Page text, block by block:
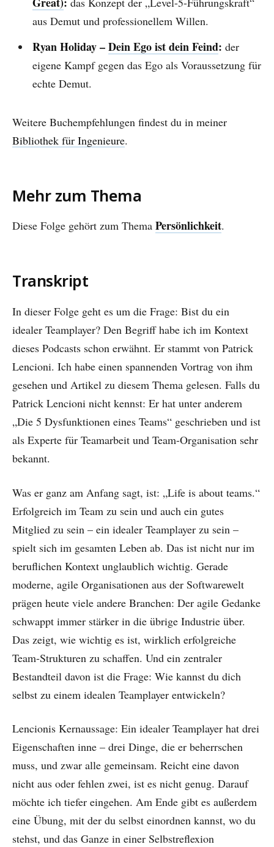
aus Demut und professionellem Willen.
Ryan Holiday –Dein Ego ist dein Feind: der
eigene Kampf gegen das Ego als Voraussetzung für
echte Demut.
Weitere Buchempfehlungen findest du in meiner
Bibliothek für Ingenieure.
Mehr zum Thema
Diese Folge gehört zum Thema Persönlichkeit.
Transkript
In dieser Folge geht es um die Frage: Bist du ein
idealer Teamplayer? Den Begriff habe ich im Kontext
dieses Podcasts schon erwähnt. Er stammt von Patrick
Lencioni. Ich habe einen spannenden Vortrag von ihm
gesehen und Artikel zu diesem Thema gelesen. Falls du
Patrick Lencioni nicht kennst: Er hat unter anderem
„Die 5 Dysfunktionen eines Teams“ geschrieben und ist
als Experte für Teamarbeit und Team-Organisation sehr
bekannt.
Was er ganz am Anfang sagt, ist: „Life is about teams.“
Erfolgreich im Team zu sein und auch ein gutes
Mitglied zu sein – ein idealer Teamplayer zu sein –
spielt sich im gesamten Leben ab. Das ist nicht nur im
beruflichen Kontext unglaublich wichtig. Gerade
moderne, agile Organisationen aus der Softwarewelt
prägen heute viele andere Branchen: Der agile Gedanke
schwappt immer stärker in die übrige Industrie über.
Das zeigt, wie wichtig es ist, wirklich erfolgreiche
Team-Strukturen zu schaffen. Und ein zentraler
Bestandteil davon ist die Frage: Wie kannst du dich
selbst zu einem idealen Teamplayer entwickeln?
Lencionis Kernaussage: Ein idealer Teamplayer hat drei
Eigenschaften inne – drei Dinge, die er beherrschen
muss, und zwar alle gemeinsam. Reicht eine davon
nicht aus oder fehlen zwei, ist es nicht genug. Darauf
möchte ich tiefer eingehen. Am Ende gibt es außerdem
eine Übung, mit der du selbst einordnen kannst, wo du
stehst, und das Ganze in einer Selbstreflexion